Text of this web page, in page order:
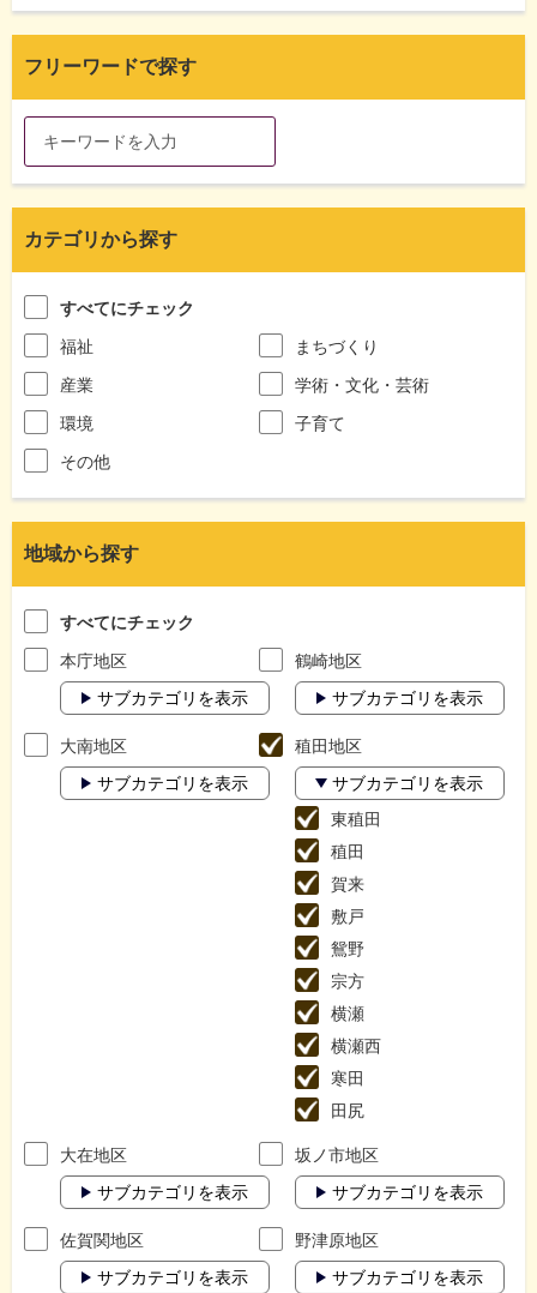
フリーワードで探す
カテゴリから探す
すべてにチェック
福祉
まちづくり
産業
学術・文化・芸術
環境
子育て
その他
地域から探す
すべてにチェック
本庁地区
サブカテゴリを表示
鶴崎地区
サブカテゴリを表示
大南地区
サブカテゴリを表示
稙田地区
サブカテゴリを表示
東稙田
稙田
賀来
敷戸
鴛野
宗方
横瀬
横瀬西
寒田
田尻
大在地区
サブカテゴリを表示
坂ノ市地区
サブカテゴリを表示
佐賀関地区
サブカテゴリを表示
野津原地区
サブカテゴリを表示